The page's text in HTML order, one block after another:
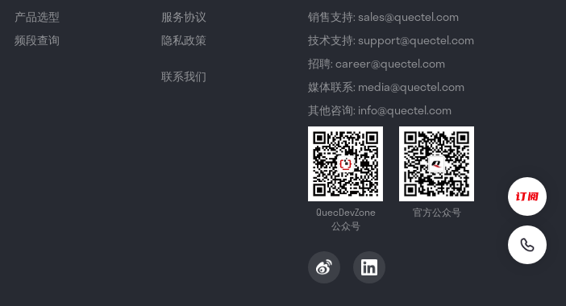
产品选型
频段查询
服务协议
隐私政策
联系我们
销售支持: sales@quectel.com
技术支持: support@quectel.com
招聘: career@quectel.com
媒体联系: media@quectel.com
其他咨询: info@quectel.com
QuecDevZone
公众号
官方公众号